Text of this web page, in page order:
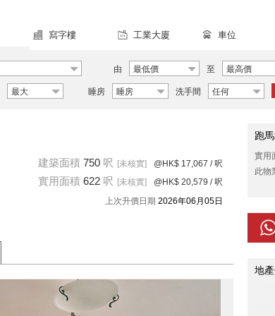
寫字樓 工業大廈 車位
由 最低價 至 最高價
最大 睡房 睡房 洗手間 任何
建築面積 750 呎 [未核實] @HK$ 17,067 / 呎
實用面積 622 呎 [未核實] @HK$ 20,579 / 呎
上次升價日期 2026年06月05日
跑
實用
此物
地